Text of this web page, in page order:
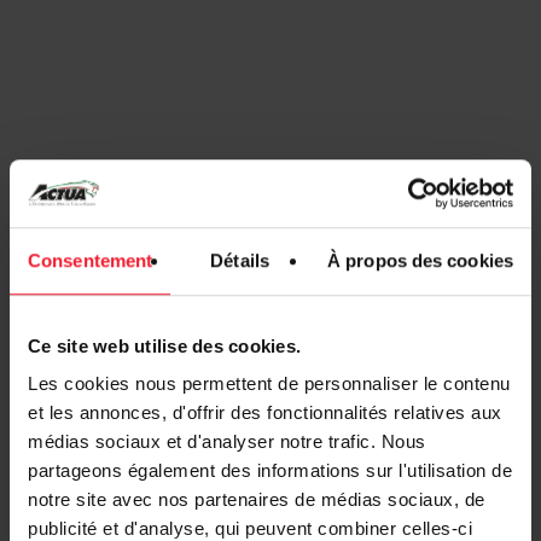
Consentement Détails À propos des cookies
Ce site web utilise des cookies.
Les cookies nous permettent de personnaliser le contenu
et les annonces, d'offrir des fonctionnalités relatives aux
médias sociaux et d'analyser notre trafic. Nous
partageons également des informations sur l'utilisation de
notre site avec nos partenaires de médias sociaux, de
publicité et d'analyse, qui peuvent combiner celles-ci
Inscrivez-vous à notre journée
portes ouvertes, Mardi 18 mars :